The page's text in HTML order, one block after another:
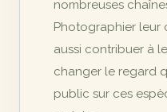
nombreuses
Photographier leur
aussi contribuer à
changer le regard
public sur ces